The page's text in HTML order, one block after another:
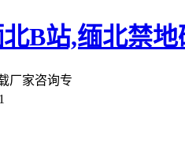
B站,缅北禁
厂家咨询专